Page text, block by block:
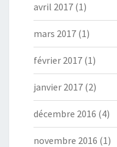
avril 2017 (1)
mars 2017 (1)
février 2017 (1)
janvier 2017 (2)
décembre 2016 (4)
novembre 2016 (1)